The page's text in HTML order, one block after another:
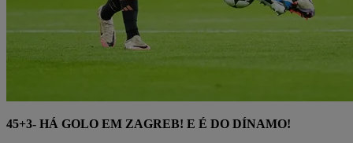
45+3- HÁ GOLO EM ZAGREB! E É DO DÍNAMO!